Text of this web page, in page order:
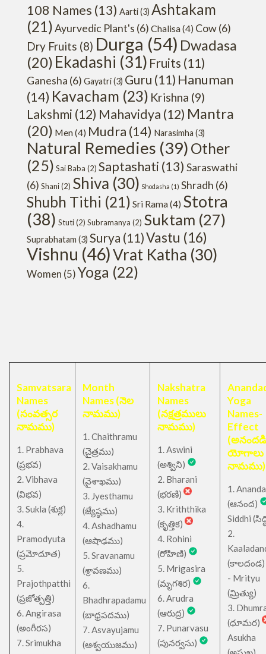
108 Names (13) Aarti(3) Ashtakam
(21)Ayurvedic Plant's (6) Chalisa(4) Cow(6)
Dry Fruits (8) Durga (54) Dwadasa
(20) Ekadashi (31) Fruits (11)
Ganesha (6) Gayatri(3) Guru (11) Hanuman
(14) Kavacham (23) Krishna (9)
Lakshmi (12) Mahavidya (12) Mantra
(20) Men(4) Mudra (14) Narasimha (3)
Natural Remedies (39) Other
(25) Sai Baba (2) Saptashati (13) Saraswathi
(6) Shani(2) Shiva (30) Shodasha (1) Shradh (6)
Shubh Tithi (21) Sri Rama(4) Stotra
(38) Stuti(2) Subramanya (2) Suktam (27)
Suprabhatam (3) Surya (11)Vastu (16)
Vishnu (46)Vrat Katha (30)
Women (5)Yoga (22)
Samvatsara
Names
(సంవత్సర
నామము)
1. Prabhava
(ప్రభవ)
2. Vibhava
(విభవ)
3. Sukla (శుక్ల)
4.
Pramodyuta
(ప్రమోదూత)
5.
Prajothpatthi
(ప్రజోత్పత్తి)
6. Angirasa
(అంగీరస)
7. Srimukha
Month
Names (నెల
నామము)
1. Chaithramu
(చైత్రము)
2. Vaisakhamu
(వైశాఖము)
3. Jyesthamu
(జ్యేష్ఠము)
4. Ashadhamu
(ఆషాఢము)
5. Sravanamu
(శ్రావణము)
6.
Bhadhrapadamu
(బాధ్రపదము)
7. Asvayujamu
(ఆశ్వయుజము)
Nakshatra
Names
(నక్షత్రములు
నామము)
1. Aswini
(అశ్విని)
2. Bharani
(భరణి)
3. Kriththika
(కృత్తిక)
4. Rohini
(రోహిణి)
5. Mrigasira
(మృగశిర)
6. Arudra
(ఆరుద్ర)
7. Punarvasu
(పునర్వసు)
Yoga
Names-
Effect
(అనందడి
యోగాలు
నామము)
1. Ananda
(ఆనంద)
Siddhi
2.
(కాలదండ)
- Mrityu
(మ్రిత్యు)
3.
(ధూమర)
Asukha